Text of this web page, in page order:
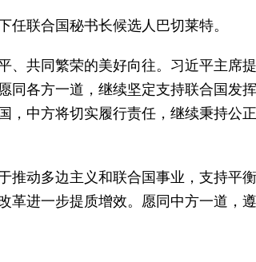
任联合国秘书长候选人巴切莱特。
、共同繁荣的美好向往。习近平主席
同各方一道，继续坚定支持联合国发
，中方将切实履行责任，继续秉持公
推动多边主义和联合国事业，支持平
革进一步提质增效。愿同中方一道，